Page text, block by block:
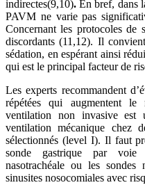
indirectes(9,10). En bref, dans
PAVM ne varie pas
Concernant les protocoles de
discordants (11,12). Il
sédation, en espérant ainsi
qui est le principal facteur de
Les experts recommandent
répétées qui augmentent
ventilation non invasive est
ventilation mécanique chez
sélectionnés (level I). Il faut
sonde gastrique par voie
nasotrachéale ou les sondes
sinusites nosocomiales avec